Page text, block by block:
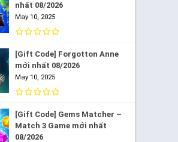
nhất 08/2026
May 10, 2025
[Gift Code] Forgotton Anne
mới nhất 08/2026
May 10, 2025
[Gift Code] Gems Matcher –
Match 3 Game mới nhất
08/2026